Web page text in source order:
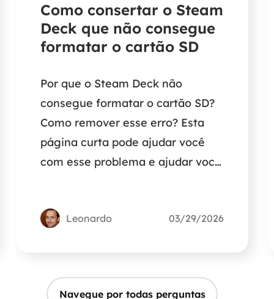
Como consertar o Steam
Deck que não consegue
formatar o cartão SD
Por que o Steam Deck não
consegue formatar o cartão SD?
Como remover esse erro? Esta
página curta pode ajudar você
com esse problema e ajudar você
Leonardo 03/29/2026
Navegue por todas perguntas